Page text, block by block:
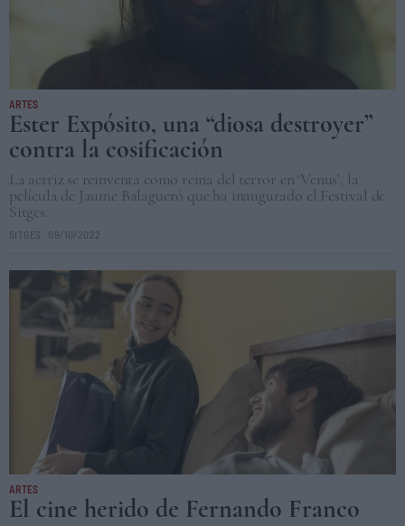
ARTES
Ester Expósito, una “diosa destroyer”
contra la cosificación
La actriz se reinventa como reina del terror en ‘Venus’, la
película de Jaume Balagueró que ha inaugurado el Festival de
Sitges.
SITGES 09/10/2022
ARTES
El cine herido de Fernando Franco